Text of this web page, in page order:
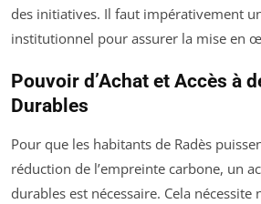
des initiatives. Il faut impérativement
institutionnel pour assurer la mise en
Pouvoir d’Achat et Accès à
Durables
Pour que les habitants de Radès
réduction de l’empreinte carbone, un
durables est nécessaire. Cela